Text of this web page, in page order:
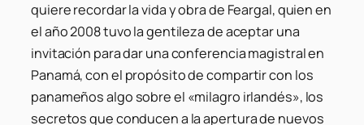
quiere recordar la vida y obra de Feargal, quien en
el año 2008 tuvo la gentileza de aceptar una
invitación para dar una conferencia magistral en
Panamá, con el propósito de compartir con los
panameños algo sobre el «milagro irlandés», los
secretos que conducen a la apertura de nuevos